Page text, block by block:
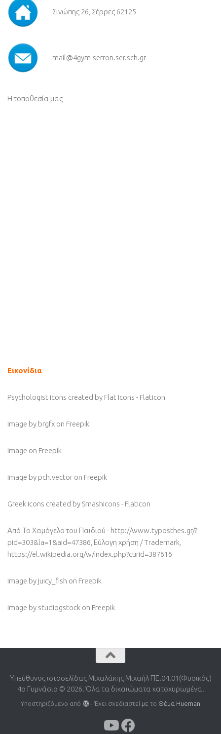
Σινώπης 26, Σέρρες 62125
mail@4gym-serron.ser.sch.gr
Η τοποθεσία μας
Εικονίδια
Psychologist icons created by Flat Icons - Flaticon
Image by brgfx on Freepik
Image on Freepik
Image by pch.vector on Freepik
Greek icons created by Smashicons - Flaticon
Από Το Χαμόγελο του Παιδιού - http://www.typosthes.gr/?
pid=303&la=1&aid=47386, Εύλογη χρήση / Trademark,
https://el.wikipedia.org/w/index.php?curid=387616
Image by juicy_fish on Freepik
Image by studiogstock on Freepik
Υπεύθυνος ιστοσελίδας Μιχαλάκης Μιχαήλ ΠΕ.04.01(Φυσικός)
4o Γυμνάσιο © 2026. Όλα τα δικαιώματα κατοχυρωμένα.
Υποστηριζόμενο από - Έχει σχεδιαστεί με το Θέμα Ηueman